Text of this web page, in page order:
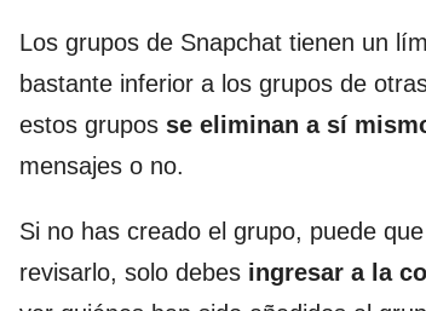
Los grupos de Snapchat tienen un
bastante inferior a los grupos de
estos grupos se eliminan a sí
mensajes o no.
Si no has creado el grupo, puede
revisarlo, solo debes ingresar a la